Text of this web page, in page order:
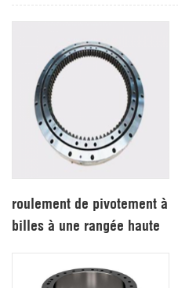
roulement de pivotement à
billes à une rangée haute